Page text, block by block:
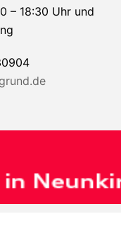
– 18:30 Uhr und